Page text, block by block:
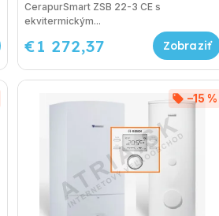
€1 272,37
CerapurSmart ZSB 22-3 CE s
ekvitermickým...
–15 %